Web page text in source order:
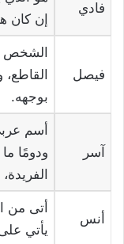
فادي
إن كان
فيصل
الشخص
بوجهه.
آسر
أسم
ودومًا
أنس
أتى من
يأتي